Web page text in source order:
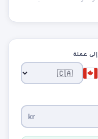
إلى عملة
kr